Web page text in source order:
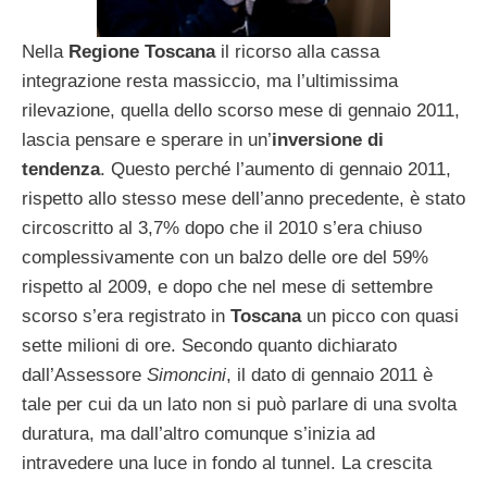
Nella Regione Toscanail ricorso alla cassa
integrazione resta massiccio, ma l’ultimissima
rilevazione, quella dello scorso mese di gennaio 2011,
lascia pensare e sperare in un’inversione di
tendenza. Questo perché l’aumento di gennaio 2011,
rispetto allo stesso mese dell’anno precedente, è stato
circoscritto al 3,7% dopo che il 2010 s’era chiuso
complessivamente con un balzo delle ore del 59%
rispetto al 2009, e dopo che nel mese di settembre
scorso s’era registrato in Toscanaun picco con quasi
sette milioni di ore. Secondo quanto dichiarato
dall’Assessore Simoncini, il dato di gennaio 2011 è
tale per cui da un lato non si può parlare di una svolta
duratura, ma dall’altro comunque s’inizia ad
intravedere una luce in fondo al tunnel. La crescita